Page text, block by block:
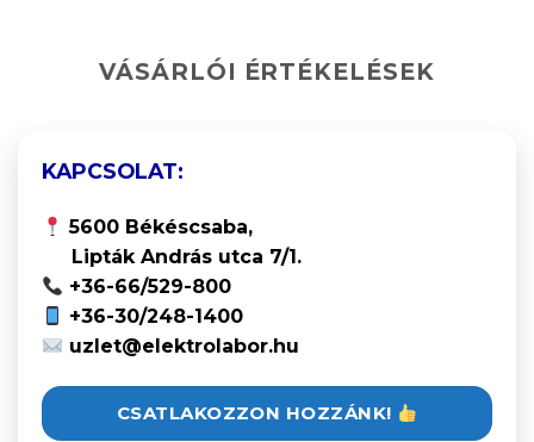
VÁSÁRLÓI ÉRTÉKELÉSEK
KAPCSOLAT:
5600 Békéscsaba,
Lipták András utca 7/1.
+36-66/529-800
+36-30/248-1400
uzlet@elektrolabor.hu
CSATLAKOZZON HOZZÁNK!